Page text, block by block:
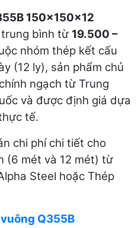
150x150x12
bình từ 19.500 –
nhóm thép kết cấu
(12 ly), sản phẩm chủ
ngạch từ Trung
và được định giá dựa
tế.
chi phí chi tiết cho
(6 mét và 12 mét) từ
Steel hoặc Thép
Q355B